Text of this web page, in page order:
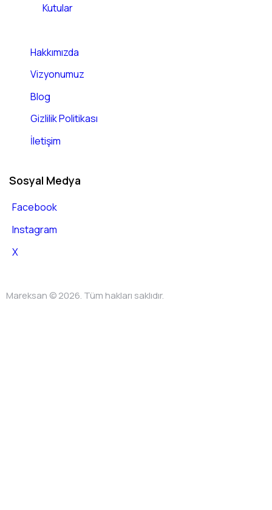
Kutular
Hakkımızda
Vizyonumuz
Blog
Gizlilik Politikası
İletişim
Sosyal Medya
Facebook
Instagram
X
Mareksan © 2026. Tüm hakları saklıdır.